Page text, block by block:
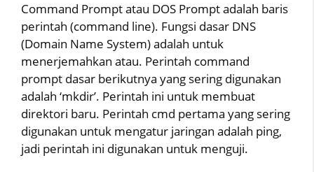
Command Prompt atau DOS Prompt adalah baris
perintah (command line). Fungsi dasar DNS
(Domain Name System) adalah untuk
menerjemahkan atau. Perintah command
prompt dasar berikutnya yang sering digunakan
adalah ‘mkdir’. Perintah ini untuk membuat
direktori baru. Perintah cmd pertama yang sering
digunakan untuk mengatur jaringan adalah ping,
jadi perintah ini digunakan untuk menguji.